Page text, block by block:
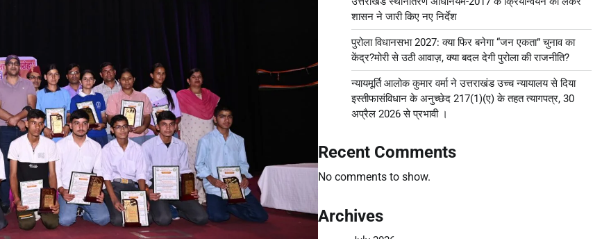
शासन ने जारी किए नए निर्देश
पुरोला विधानसभा 2027: क्या फिर बनेगा “जन एकता” चुनाव का
केंद्र?मोरी से उठी आवाज़, क्या बदल देगी पुरोला की राजनीति?
न्यायमूर्ति आलोक कुमार वर्मा ने उत्तराखंड उच्च न्यायालय से दिया
इस्तीफासंविधान के अनुच्छेद 217(1)(ए) के तहत त्यागपत्र, 30
अप्रैल 2026 से प्रभावी ।
Recent Comments
No comments to show.
Archives